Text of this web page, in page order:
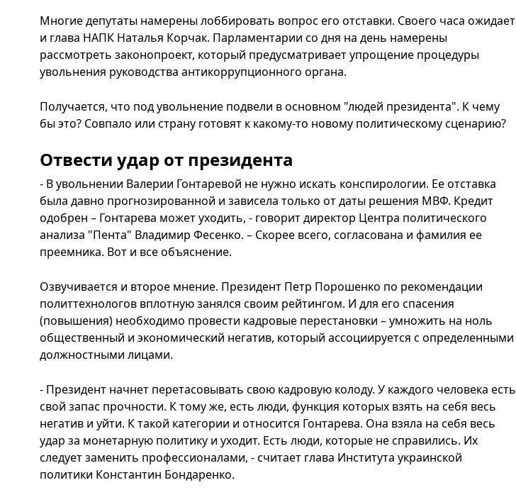
Многие депутаты намерены лоббировать вопрос его отставки. Своего часа ожидает
и глава НАПК Наталья Корчак. Парламентарии со дня на день намерены
рассмотреть законопроект, который предусматривает упрощение процедуры
увольнения руководства антикоррупционного органа.
Получается, что под увольнение подвели в основном "людей президента". К чему
бы это? Совпало или страну готовят к какому-то новому политическому сценарию?
Отвести удар от президента
- В увольнении Валерии Гонтаревой не нужно искать конспирологии. Ее отставка
была давно прогнозированной и зависела только от даты решения МВФ. Кредит
одобрен – Гонтарева может уходить, - говорит директор Центра политического
анализа "Пента" Владимир Фесенко. – Скорее всего, согласована и фамилия ее
преемника. Вот и все объяснение.
Озвучивается и второе мнение. Президент Петр Порошенко по рекомендации
политтехнологов вплотную занялся своим рейтингом. И для его спасения
(повышения) необходимо провести кадровые перестановки – умножить на ноль
общественный и экономический негатив, который ассоциируется с определенными
должностными лицами.
- Президент начнет перетасовывать свою кадровую колоду. У каждого человека есть
свой запас прочности. К тому же, есть люди, функция которых взять на себя весь
негатив и уйти. К такой категории и относится Гонтарева. Она взяла на себя весь
удар за монетарную политику и уходит. Есть люди, которые не справились. Их
следует заменить профессионалами, - считает глава Института украинской
политики Константин Бондаренко.